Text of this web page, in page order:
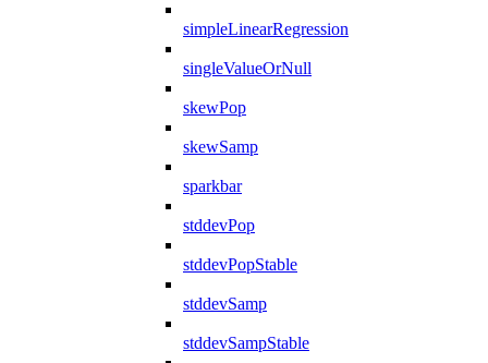
simpleLinearRegression
singleValueOrNull
skewPop
skewSamp
sparkbar
stddevPop
stddevPopStable
stddevSamp
stddevSampStable